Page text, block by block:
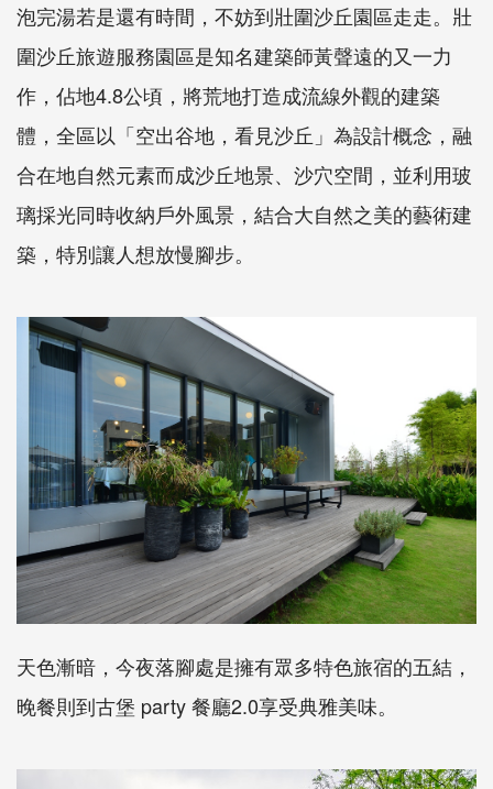
泡完湯若是還有時間，不妨到壯圍沙丘園區走走。壯
圍沙丘旅遊服務園區是知名建築師黃聲遠的又一力
作，佔地4.8公頃，將荒地打造成流線外觀的建築
體，全區以「空出谷地，看見沙丘」為設計概念，融
合在地自然元素而成沙丘地景、沙穴空間，並利用玻
璃採光同時收納戶外風景，結合大自然之美的藝術建
築，特別讓人想放慢腳步。
天色漸暗，今夜落腳處是擁有眾多特色旅宿的五結，
晚餐則到古堡 party 餐廳2.0享受典雅美味。